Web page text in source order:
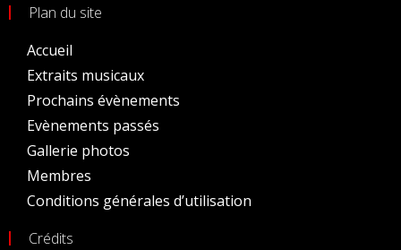
Plan du site
Accueil
Extraits musicaux
Prochains évènements
Evènements passés
Gallerie photos
Membres
Conditions générales d’utilisation
Crédits